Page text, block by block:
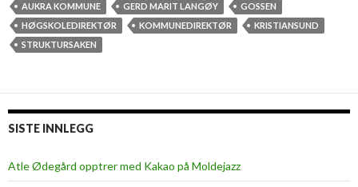
g
s
AUKRA KOMMUNE GERD MARIT LANGØY
GOSSEN
HØGSKOLEDIREKTØR
KOMMUNEDIREKTØR
KRISTIANSUND
STRUKTURSAKEN
SISTE INNLEGG
Atle Ødegård opptrer med Kakao på Moldejazz